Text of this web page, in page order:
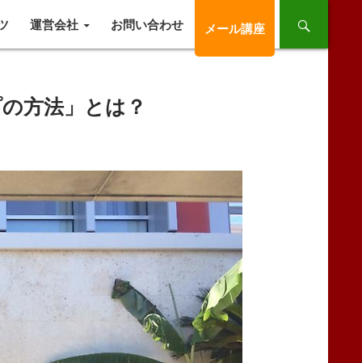
運営会社 お問い合わせ メール講座
方法」とは？